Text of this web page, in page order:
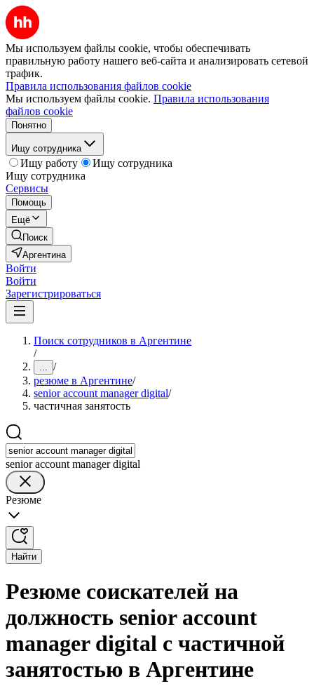
Мы используем файлы cookie, чтобы обеспечивать
правильную работу нашего веб-сайта и анализировать сетевой
трафик.
Правила использования файлов cookie
Мы используем файлы cookie. Правила использования
файлов cookie
Понятно
Ищу сотрудника
Ищу работу
Ищу сотрудника
Ищу сотрудника
Сервисы
Помощь
Ещё
Поиск
Аргентина
Войти
Войти
Зарегистрироваться
Поиск сотрудников в Аргентине
/
... /
резюме в Аргентине/
senior account manager digital/
частичная занятость
senior account manager digital
Резюме
Найти
Резюме соискателей на
должность senior account
manager digital с частичной
занятостью в Аргентине